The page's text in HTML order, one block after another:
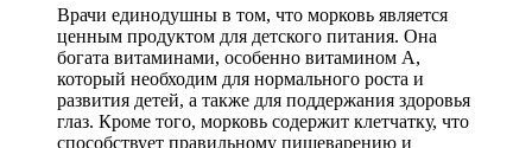
Врачи единодушны в том, что морковь является
ценным продуктом для детского питания. Она
богата витаминами, особенно витамином А,
который необходим для нормального роста и
развития детей, а также для поддержания здоровья
глаз. Кроме того, морковь содержит клетчатку, что
способствует правильному пищеварению и